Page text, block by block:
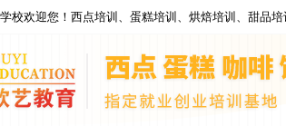
校欢迎您！西点培训、蛋糕培训、烘焙培训、甜品